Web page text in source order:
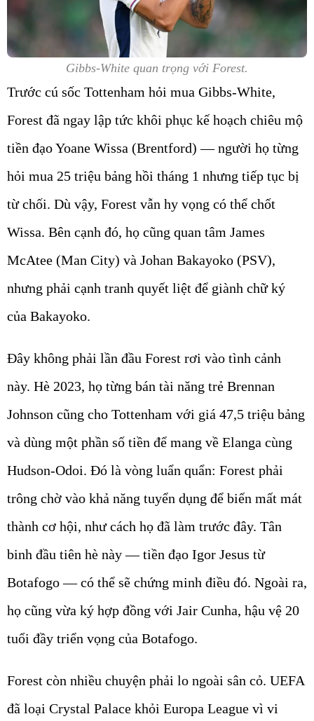
Gibbs-White quan trọng với Forest.
Trước cú sốc Tottenham hỏi mua Gibbs-White,
Forest đã ngay lập tức khôi phục kế hoạch chiêu mộ
tiền đạo Yoane Wissa (Brentford) — người họ từng
hỏi mua 25 triệu bảng hồi tháng 1 nhưng tiếp tục bị
từ chối. Dù vậy, Forest vẫn hy vọng có thể chốt
Wissa. Bên cạnh đó, họ cũng quan tâm James
McAtee (Man City) và Johan Bakayoko (PSV),
nhưng phải cạnh tranh quyết liệt để giành chữ ký
của Bakayoko.
Đây không phải lần đầu Forest rơi vào tình cảnh
này. Hè 2023, họ từng bán tài năng trẻ Brennan
Johnson cũng cho Tottenham với giá 47,5 triệu bảng
và dùng một phần số tiền để mang về Elanga cùng
Hudson-Odoi. Đó là vòng luẩn quẩn: Forest phải
trông chờ vào khả năng tuyển dụng để biến mất mát
thành cơ hội, như cách họ đã làm trước đây. Tân
binh đầu tiên hè này — tiền đạo Igor Jesus từ
Botafogo — có thể sẽ chứng minh điều đó. Ngoài ra,
họ cũng vừa ký hợp đồng với Jair Cunha, hậu vệ 20
tuổi đầy triển vọng của Botafogo.
Forest còn nhiều chuyện phải lo ngoài sân cỏ. UEFA
đã loại Crystal Palace khỏi Europa League vì vi